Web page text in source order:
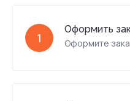
1
Оформить
Оформите